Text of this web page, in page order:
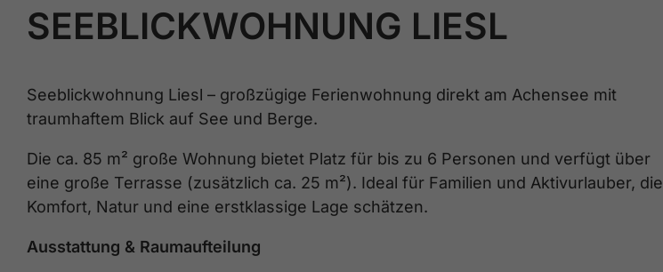
SEEBLICKWOHNUNG LIESL
Seeblickwohnung Liesl – großzügige Ferienwohnung direkt am Achensee mit
traumhaftem Blick auf See und Berge.
Die ca. 85 m² große Wohnung bietet Platz für bis zu 6 Personen und verfügt über
eine große Terrasse (zusätzlich ca. 25 m²). Ideal für Familien und Aktivurlauber, die
Komfort, Natur und eine erstklassige Lage schätzen.
Ausstattung & Raumaufteilung